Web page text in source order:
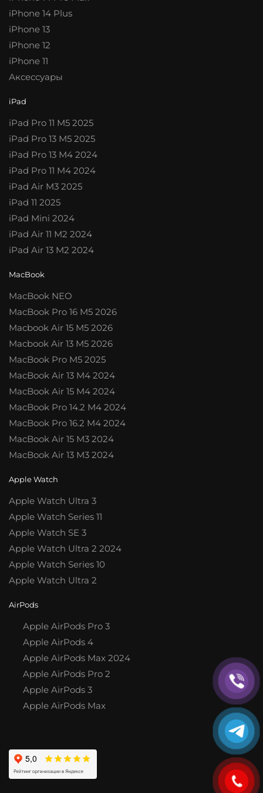
iPhone 14 Plus
iPhone 13
iPhone 12
iPhone 11
Аксессуары
iPad
iPad Pro 11 M5 2025
iPad Pro 13 M5 2025
iPad Pro 13 M4 2024
iPad Pro 11 M4 2024
iPad Air M3 2025
iPad 11 2025
iPad Mini 2024
iPad Air 11 M2 2024
iPad Air 13 M2 2024
MacBook
MacBook NEO
MacBook Pro 16 M5 2026
Macbook Air 15 M5 2026
Macbook Air 13 M5 2026
MacBook Pro M5 2025
MacBook Air 13 M4 2024
MacBook Air 15 M4 2024
MacBook Pro 14.2 M4 2024
MacBook Pro 16.2 M4 2024
MacBook Air 15 M3 2024
MacBook Air 13 M3 2024
Apple Watch
Apple Watch Ultra 3
Apple Watch Series 11
Apple Watch SE 3
Apple Watch Ultra 2 2024
Apple Watch Series 10
Apple Watch Ultra 2
AirPods
Apple AirPods Pro 3
Apple AirPods 4
Apple AirPods Max 2024
Apple AirPods Pro 2
Apple AirPods 3
Apple AirPods Max